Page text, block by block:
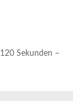
120 Sekunden –